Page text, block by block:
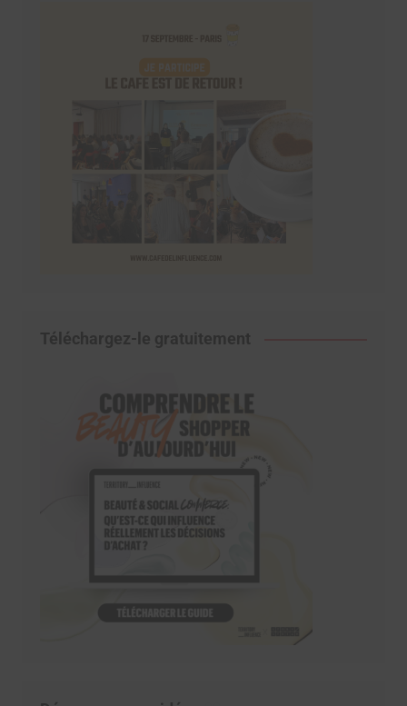
Téléchargez-le gratuitement